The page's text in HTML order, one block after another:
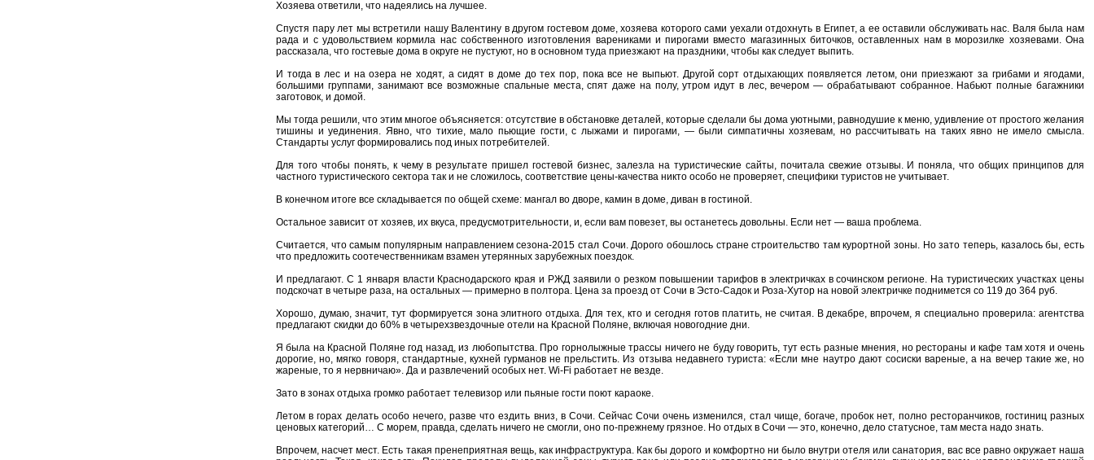
Хозяева ответили, что надеялись на лучшее.
Спустя пару лет мы встретили нашу Валентину в другом гостевом доме, хозяева которого сами уехали отдохнуть в Египет, а ее оставили обслуживать нас. Валя была нам
рада и с удовольствием кормила нас собственного изготовления варениками и пирогами вместо магазинных биточков, оставленных нам в морозилке хозяевами. Она
рассказала, что гостевые дома в округе не пустуют, но в основном туда приезжают на праздники, чтобы как следует выпить.
И тогда в лес и на озера не ходят, а сидят в доме до тех пор, пока все не выпьют. Другой сорт отдыхающих появляется летом, они приезжают за грибами и ягодами,
большими группами, занимают все возможные спальные места, спят даже на полу, утром идут в лес, вечером — обрабатывают собранное. Набьют полные багажники
заготовок, и домой.
Мы тогда решили, что этим многое объясняется: отсутствие в обстановке деталей, которые сделали бы дома уютными, равнодушие к меню, удивление от простого желания
тишины и уединения. Явно, что тихие, мало пьющие гости, с лыжами и пирогами, — были симпатичны хозяевам, но рассчитывать на таких явно не имело смысла.
Стандарты услуг формировались под иных потребителей.
Для того чтобы понять, к чему в результате пришел гостевой бизнес, залезла на туристические сайты, почитала свежие отзывы. И поняла, что общих принципов для
частного туристического сектора так и не сложилось, соответствие цены-качества никто особо не проверяет, специфики туристов не учитывает.
В конечном итоге все складывается по общей схеме: мангал во дворе, камин в доме, диван в гостиной.
Остальное зависит от хозяев, их вкуса, предусмотрительности, и, если вам повезет, вы останетесь довольны. Если нет — ваша проблема.
Считается, что самым популярным направлением сезона-2015 стал Сочи. Дорого обошлось стране строительство там курортной зоны. Но зато теперь, казалось бы, есть
что предложить соотечественникам взамен утерянных зарубежных поездок.
И предлагают. С 1 января власти Краснодарского края и РЖД заявили о резком повышении тарифов в электричках в сочинском регионе. На туристических участках цены
подскочат в четыре раза, на остальных — примерно в полтора. Цена за проезд от Сочи в Эсто-Садок и Роза-Хутор на новой электричке поднимется со 119 до 364 руб.
Хорошо, думаю, значит, тут формируется зона элитного отдыха. Для тех, кто и сегодня готов платить, не считая. В декабре, впрочем, я специально проверила: агентства
предлагают скидки до 60% в четырехзвездочные отели на Красной Поляне, включая новогодние дни.
Я была на Красной Поляне год назад, из любопытства. Про горнолыжные трассы ничего не буду говорить, тут есть разные мнения, но рестораны и кафе там хотя и очень
дорогие, но, мягко говоря, стандартные, кухней гурманов не прельстить. Из отзыва недавнего туриста: «Если мне наутро дают сосиски вареные, а на вечер такие же, но
жареные, то я нервничаю». Да и развлечений особых нет. Wi-Fi работает не везде.
Зато в зонах отдыха громко работает телевизор или пьяные гости поют караоке.
Летом в горах делать особо нечего, разве что ездить вниз, в Сочи. Сейчас Сочи очень изменился, стал чище, богаче, пробок нет, полно ресторанчиков, гостиниц разных
ценовых категорий… С морем, правда, сделать ничего не смогли, оно по-прежнему грязное. Но отдых в Сочи — это, конечно, дело статусное, там места надо знать.
Впрочем, насчет мест. Есть такая пренеприятная вещь, как инфраструктура. Как бы дорого и комфортно ни было внутри отеля или санатория, вас все равно окружает наша